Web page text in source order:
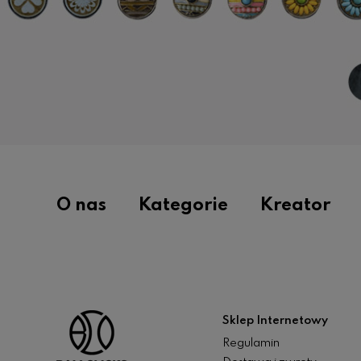
O nas Kategorie Kreator
Sklep Internetowy
Regulamin